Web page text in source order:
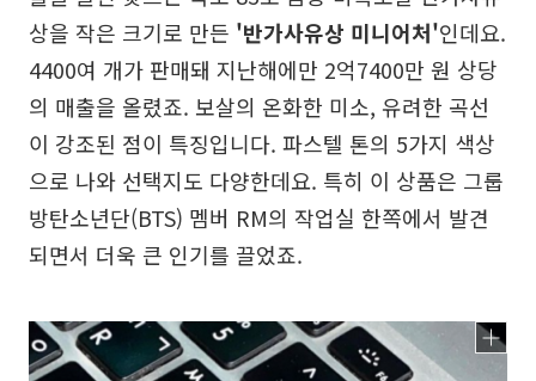
상을 작은 크기로 만든 '반가사유상 미니어처'인데요.
4400여 개가 판매돼 지난해에만 2억7400만 원 상당
의 매출을 올렸죠. 보살의 온화한 미소, 유려한 곡선
이 강조된 점이 특징입니다. 파스텔 톤의 5가지 색상
으로 나와 선택지도 다양한데요. 특히 이 상품은 그룹
방탄소년단(BTS) 멤버 RM의 작업실 한쪽에서 발견
되면서 더욱 큰 인기를 끌었죠.